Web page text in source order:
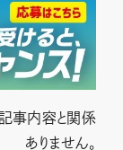
事内容と関係
ありません。